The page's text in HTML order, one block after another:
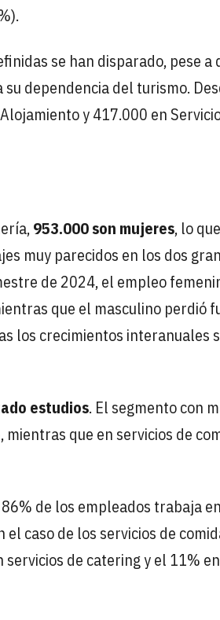
se han disparado, pese a
su dependencia del turismo.
y 417.000 en
953.000 son mujeres, lo
muy parecidos en los dos
de 2024, el empleo
que el masculino perdió
los crecimientos interanuales
estudios. El segmento con
que en servicios de
de los empleados trabaja
caso de los servicios de
servicios de catering y el 11% en